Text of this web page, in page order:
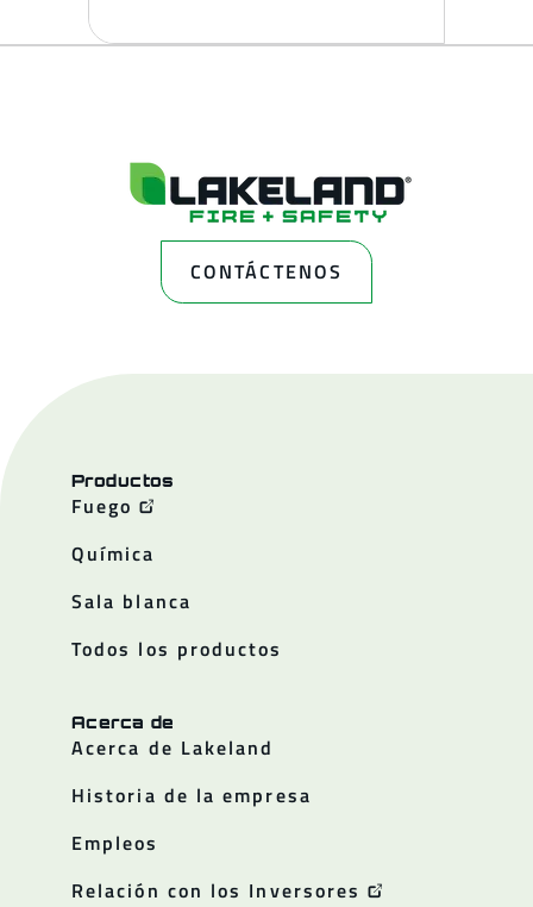
CONTÁCTENOS
Productos
Fuego
Química
Sala blanca
Todos los productos
Acerca de
Acerca de Lakeland
Historia de la empresa
Empleos
Relación con los Inversores